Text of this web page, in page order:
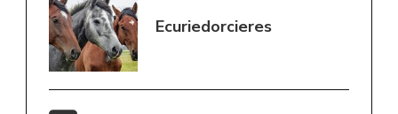
Ecuriedorcieres